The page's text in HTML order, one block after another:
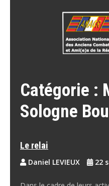
Catégorie :
Sologne
Le relai
Daniel LEVIEUX 22